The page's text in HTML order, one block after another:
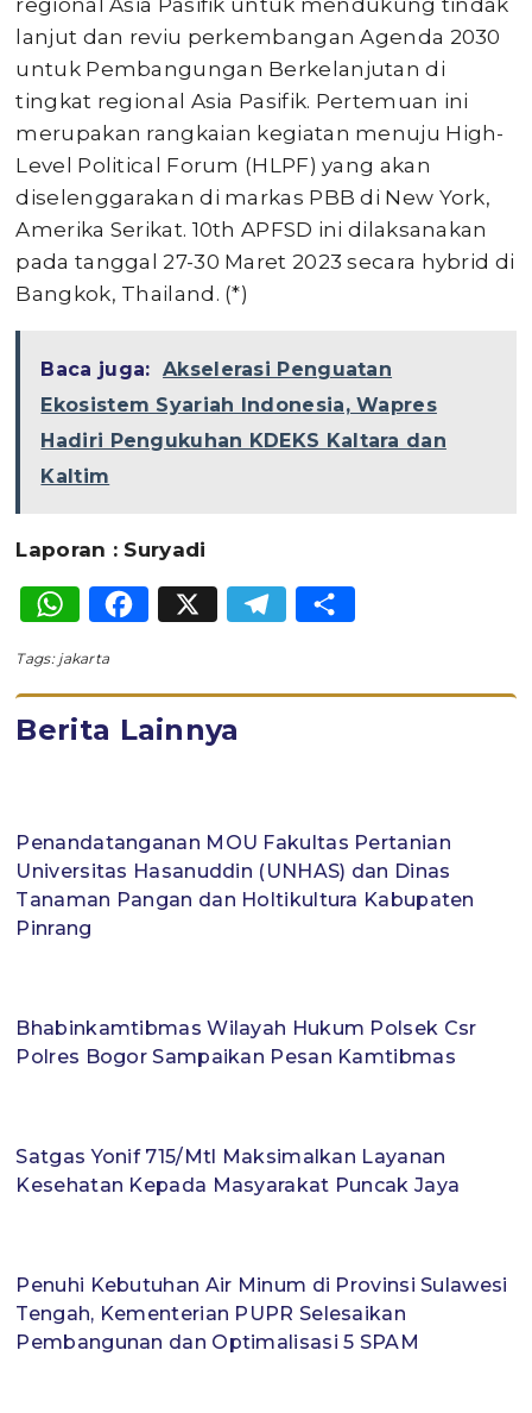
regional Asia Pasifik untuk mendukung tindak
lanjut dan reviu perkembangan Agenda 2030
untuk Pembangungan Berkelanjutan di
tingkat regional Asia Pasifik. Pertemuan ini
merupakan rangkaian kegiatan menuju High-
Level Political Forum (HLPF) yang akan
diselenggarakan di markas PBB di New York,
Amerika Serikat. 10th APFSD ini dilaksanakan
pada tanggal 27-30 Maret 2023 secara hybrid di
Bangkok, Thailand. (*)
Baca juga: Akselerasi Penguatan
Ekosistem Syariah Indonesia, Wapres
Hadiri Pengukuhan KDEKS Kaltara dan
Kaltim
Laporan : Suryadi
WhatsApp
Facebook
X Telegram
Tags: jakarta
Berita Lainnya
Penandatanganan MOU Fakultas Pertanian
Universitas Hasanuddin (UNHAS) dan Dinas
Tanaman Pangan dan Holtikultura Kabupaten
Pinrang
Bhabinkamtibmas Wilayah Hukum Polsek Csr
Polres Bogor Sampaikan Pesan Kamtibmas
Satgas Yonif 715/Mtl Maksimalkan Layanan
Kesehatan Kepada Masyarakat Puncak Jaya
Penuhi Kebutuhan Air Minum di Provinsi Sulawesi
Tengah, Kementerian PUPR Selesaikan
Pembangunan dan Optimalisasi 5 SPAM